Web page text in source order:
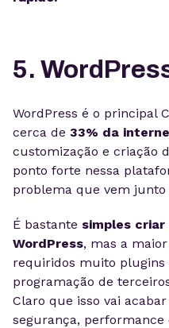
5.
WordPress é o principal
cerca de 33% da
customização e criação
ponto forte nessa
problema que vem junto
É bastante simples
WordPress, mas a
requiridos muito plugins
programação de
Claro que isso vai
segurança,